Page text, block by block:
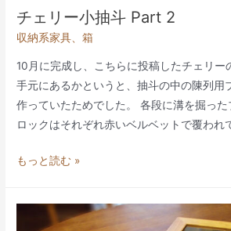
チェリー小抽斗 Part 2
収納系家具 、箱
10月に完成し、こちらに投稿したチェリー
手元にあるかというと、抽斗の中の陳列用
作っていたためでした。 各段に溝を掘っ
ロックはそれぞれ赤いベルベットで覆われ
チ
もっと読む »